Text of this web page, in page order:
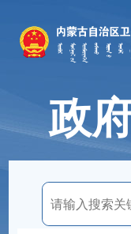
政